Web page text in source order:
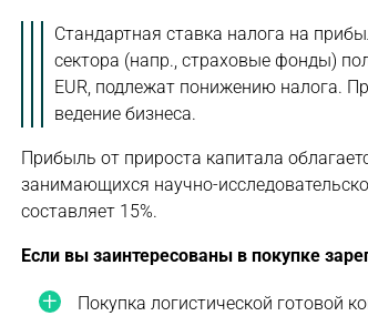
Стандартная ставка налога на
сектора (напр., страховые фонды)
EUR, подлежат понижению налога.
ведение бизнеса.
Прибыль от прироста капитала
занимающихся научно-
составляет 15%.
Если вы заинтересованы в покупке
Покупка логистической готовой